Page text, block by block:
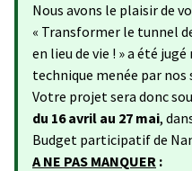
Nous avons le plaisir de
« Transformer le tunnel
en lieu de vie ! » a été
technique menée par nos
Votre projet sera donc
du 16 avril au 27 mai,
Budget participatif de
A NE PAS MANQUER :